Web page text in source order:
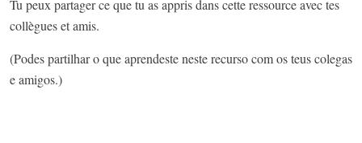
Tu peux partager ce que tu as appris dans cette ressource avec tes
collègues et amis.
(Podes partilhar o que aprendeste neste recurso com os teus colegas
e amigos.)